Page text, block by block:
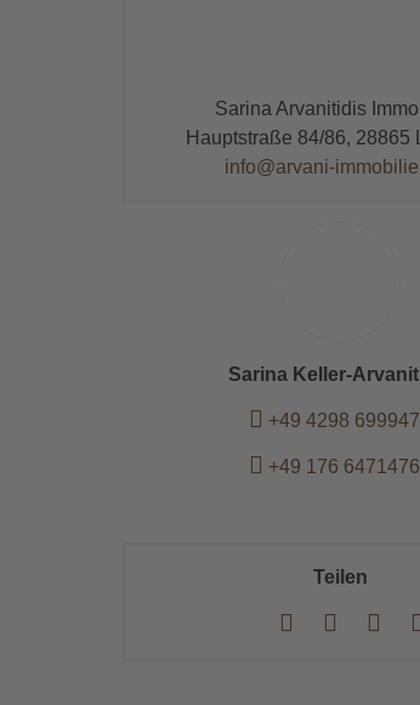
Sarina Arvanitidis
Hauptstraße 84/86, 28865
info@arvani-
Sarina Keller-
+49 4298
+49 176
Teilen